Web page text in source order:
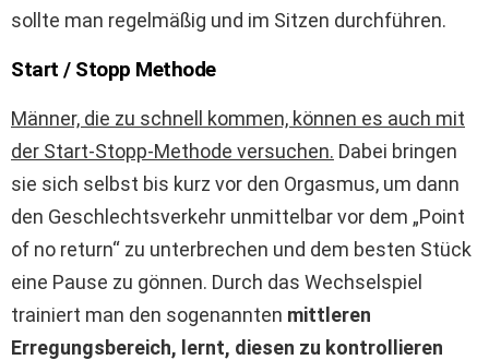
sollte man regelmäßig und im Sitzen durchführen.
Start / Stopp Methode
Männer, die zu schnell kommen, können es auch mit
der Start-Stopp-Methode versuchen. Dabei bringen
sie sich selbst bis kurz vor den Orgasmus, um dann
den Geschlechtsverkehr unmittelbar vor dem „Point
of no return“ zu unterbrechen und dem besten Stück
eine Pause zu gönnen. Durch das Wechselspiel
trainiert man den sogenannten mittleren
Erregungsbereich, lernt, diesen zu kontrollieren